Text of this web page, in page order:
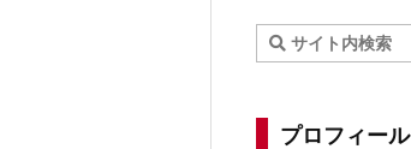
プロフィール